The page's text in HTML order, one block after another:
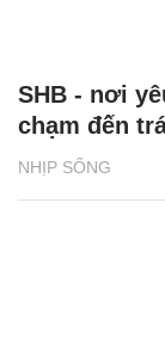
NHỊP SỐNG
SHB - nơi
chạm đến